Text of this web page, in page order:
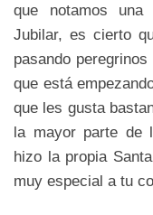
que notamos
Jubilar, es cierto
pasando
que está
que les gusta
la mayor parte de
hizo la propia
muy especial a tu